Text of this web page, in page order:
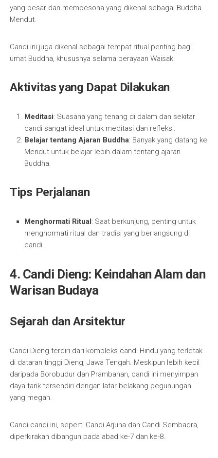
yang besar dan mempesona yang dikenal sebagai Buddha
Mendut.
Candi ini juga dikenal sebagai tempat ritual penting bagi
umat Buddha, khususnya selama perayaan Waisak.
Aktivitas yang Dapat Dilakukan
Meditasi: Suasana yang tenang di dalam dan sekitar
candi sangat ideal untuk meditasi dan refleksi.
Belajar tentang Ajaran Buddha: Banyak yang datang ke
Mendut untuk belajar lebih dalam tentang ajaran
Buddha.
Tips Perjalanan
Menghormati Ritual: Saat berkunjung, penting untuk
menghormati ritual dan tradisi yang berlangsung di
candi.
4. Candi Dieng: Keindahan Alam dan
Warisan Budaya
Sejarah dan Arsitektur
Candi Dieng terdiri dari kompleks candi Hindu yang terletak
di dataran tinggi Dieng, Jawa Tengah. Meskipun lebih kecil
daripada Borobudur dan Prambanan, candi ini menyimpan
daya tarik tersendiri dengan latar belakang pegunungan
yang megah.
Candi-candi ini, seperti Candi Arjuna dan Candi Sembadra,
diperkirakan dibangun pada abad ke-7 dan ke-8.